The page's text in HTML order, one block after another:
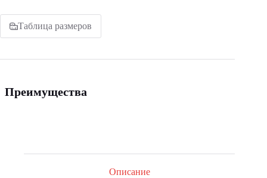
белая
Таблица размеров
Преимущества
Описание